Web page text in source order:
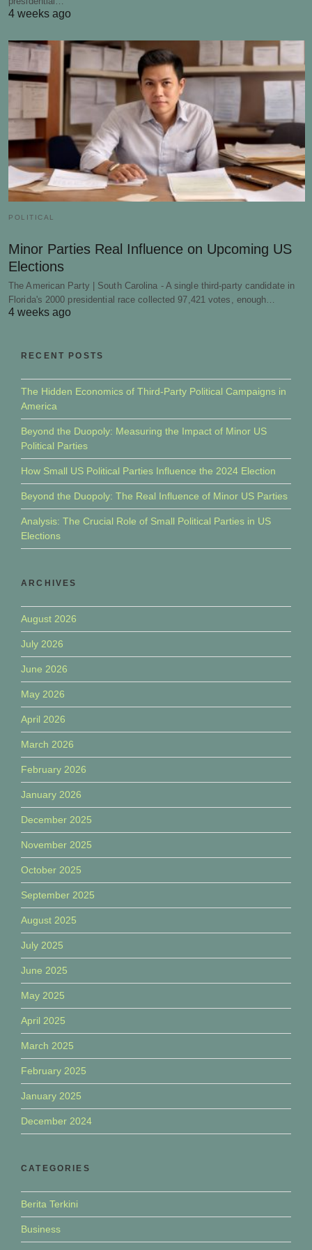
4 weeks ago
POLITICAL
Minor Parties Real Influence on Upcoming US
Elections
The American Party | South Carolina - A single third-party candidate in
Florida's 2000 presidential race collected 97,421 votes, enough…
4 weeks ago
RECENT POSTS
The Hidden Economics of Third-Party Political Campaigns in
America
Beyond the Duopoly: Measuring the Impact of Minor US
Political Parties
How Small US Political Parties Influence the 2024 Election
Beyond the Duopoly: The Real Influence of Minor US Parties
Analysis: The Crucial Role of Small Political Parties in US
Elections
ARCHIVES
August 2026
July 2026
June 2026
May 2026
April 2026
March 2026
February 2026
January 2026
December 2025
November 2025
October 2025
September 2025
August 2025
July 2025
June 2025
May 2025
April 2025
March 2025
February 2025
January 2025
December 2024
CATEGORIES
Berita Terkini
Business